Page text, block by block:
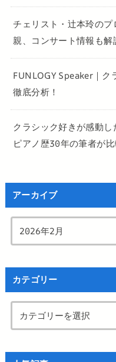
チェリスト・辻本玲の
親、コンサート情報も解
FUNLOGY Speaker｜ク
徹底分析！
クラシック好きが感動
ピアノ歴30年の筆者が
アーカイブ
カテゴリー